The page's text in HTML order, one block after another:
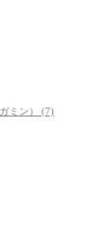
ミン） (7)